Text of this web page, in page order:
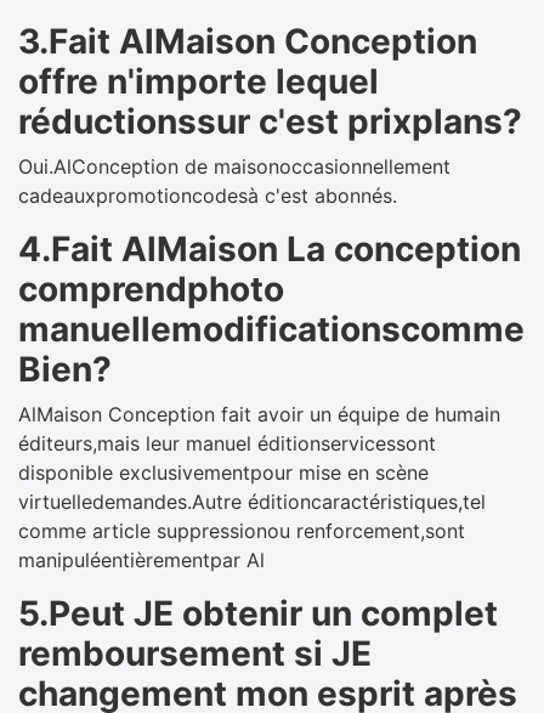
3.Fait AlMaison Conception
offre n'importe lequel
réductionssur c'est prixplans?
Oui.AlConception de maisonoccasionnellement
cadeauxpromotioncodesà c'est abonnés.
4.Fait AlMaison La conception
comprendphoto
manuellemodificationscomme
Bien?
AlMaison Conception fait avoir un équipe de humain
éditeurs,mais leur manuel éditionservicessont
disponible exclusivementpour mise en scène
virtuelledemandes.Autre éditioncaractéristiques,tel
comme article suppressionou renforcement,sont
manipuléentièrementpar Al
5.Peut JE obtenir un complet
remboursement si JE
changement mon esprit après